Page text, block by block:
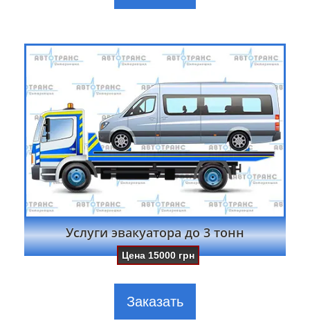
Услуги эвакуатора до 3 тонн
Цена15000 грн
Заказать